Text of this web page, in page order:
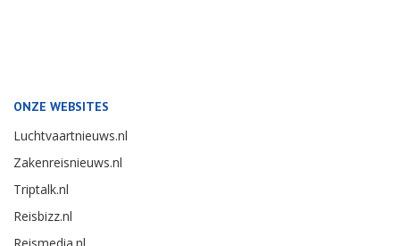
ONZE WEBSITES
Luchtvaartnieuws.nl
Zakenreisnieuws.nl
Triptalk.nl
Reisbizz.nl